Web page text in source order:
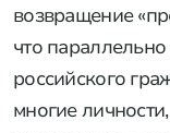
возвращение
что
российского
многие